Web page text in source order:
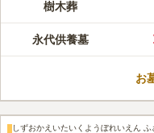
心してお任せいただ
樹木葬
永代供養墓
お
しずおかえいたいくようぼれいえん ふ